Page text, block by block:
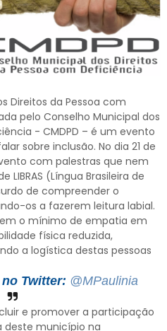
Direitos da Pessoa com
pelo Conselho Municipal dos
- CMDPD – é um evento
sobre inclusão. No dia 21 de
com palestras que nem
(Língua Brasileira de
de compreender o
os a fazerem leitura labial.
o mínimo de empatia em
física reduzida,
a logística destas pessoas
Twitter: @MPaulinia
e promover a participação
deste município na